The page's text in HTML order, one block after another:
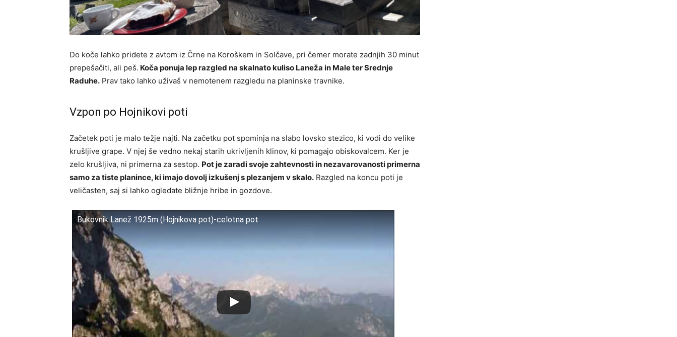
Do koče lahko pridete z avtom iz Črne na Koroškem in Solčave, pri čemer morate zadnjih 30 minut
prepešačiti, ali peš. Koča ponuja lep razgled na skalnato kuliso Laneža in Male ter Srednje
Raduhe. Prav tako lahko uživaš v nemotenem razgledu na planinske travnike.
Vzpon po Hojnikovi poti
Začetek poti je malo težje najti. Na začetku pot spominja na slabo lovsko stezico, ki vodi do velike
krušljive grape. V njej še vedno nekaj starih ukrivljenih klinov, ki pomagajo obiskovalcem. Ker je
zelo krušljiva, ni primerna za sestop. Pot je zaradi svoje zahtevnosti in nezavarovanosti primerna
samo za tiste planince, ki imajo dovolj izkušenj s plezanjem v skalo. Razgled na koncu poti je
veličasten, saj si lahko ogledate bližnje hribe in gozdove.
Bukovnik Lanež 1925m (Hojnikova pot)-celotna pot